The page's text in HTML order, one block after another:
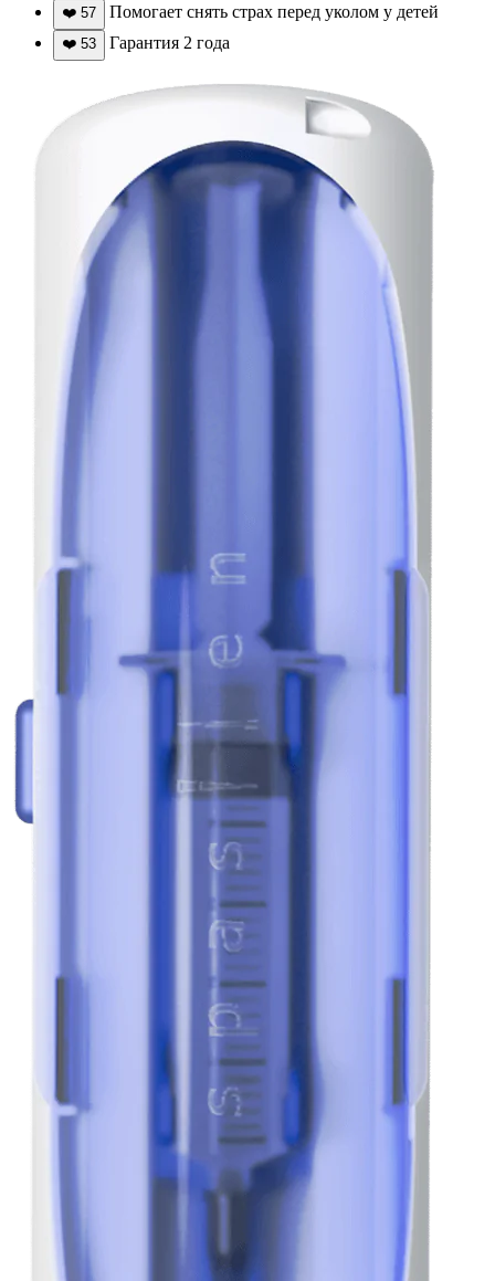
❤️ 57 Помогает снять страх перед уколом у детей
❤️ 53 Гарантия 2 года